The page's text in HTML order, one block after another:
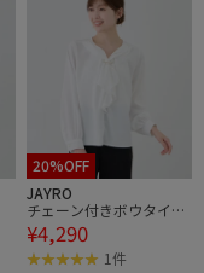
20%OFF
JAYRO
チェーン付きボウタイブ
ラウス
¥4,290
1件